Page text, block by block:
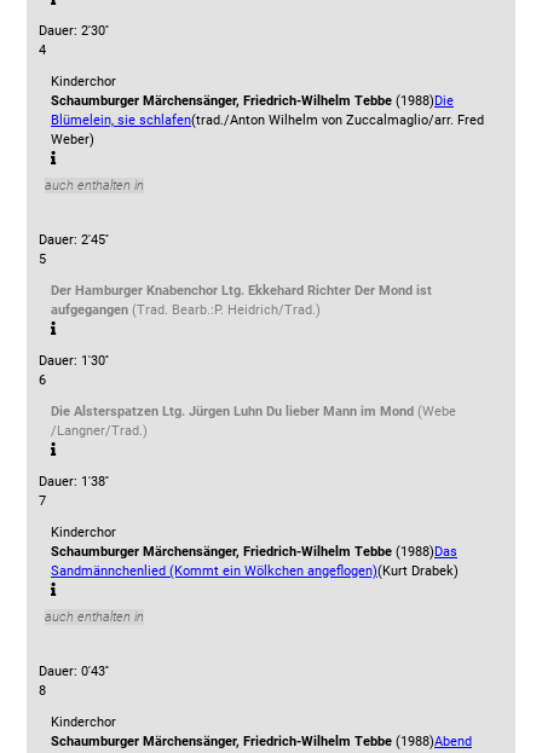
Dauer: 2'30''
4
Kinderchor
Schaumburger Märchensänger, Friedrich-Wilhelm Tebbe (1988) Die
Blümelein, sie schlafen(trad./Anton Wilhelm von Zuccalmaglio/arr. Fred
Weber)
auch enthalten in
Dauer: 2'45''
5
Der Hamburger Knabenchor Ltg. Ekkehard Richter Der Mond ist
aufgegangen (Trad. Bearb.:P. Heidrich/Trad.)
Dauer: 1'30''
6
Die Alsterspatzen Ltg. Jürgen Luhn Du lieber Mann im Mond (Webe
/Langner/Trad.)
Dauer: 1'38''
7
Kinderchor
Schaumburger Märchensänger, Friedrich-Wilhelm Tebbe (1988) Das
Sandmännchenlied (Kommt ein Wölkchen angeflogen)(Kurt Drabek)
auch enthalten in
Dauer: 0'43''
8
Kinderchor
Schaumburger Märchensänger, Friedrich-Wilhelm Tebbe (1988)Abend